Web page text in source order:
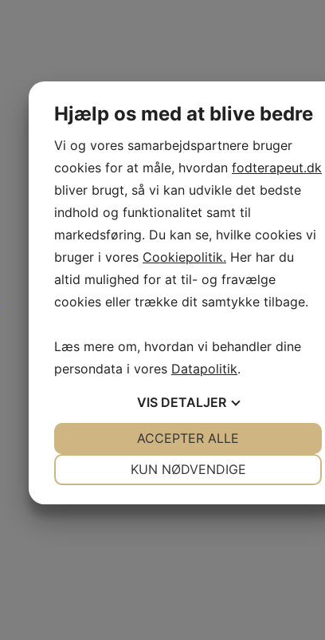
Hjælp os med at blive bedre
Vi og vores samarbejdspartnere bruger
cookies for at måle, hvordan fodterapeut.dk
bliver brugt, så vi kan udvikle det bedste
indhold og funktionalitet samt til
markedsføring. Du kan se, hvilke cookies vi
bruger i vores Cookiepolitik. Her har du
altid mulighed for at til- og fravælge
cookies eller trække dit samtykke tilbage.
Læs mere om, hvordan vi behandler dine
persondata i vores Datapolitik.
VIS DETALJER
NEJ JA
KUN NØDVENDIGE
ACCEPTER ALLE